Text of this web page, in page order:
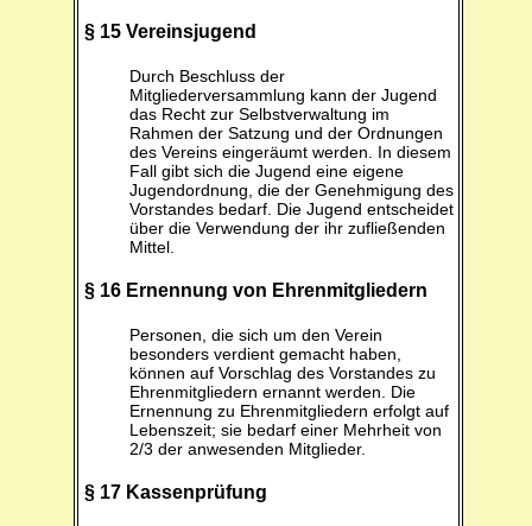
§ 15 Vereinsjugend
Durch Beschluss der
Mitgliederversammlung kann der Jugend
das Recht zur Selbstverwaltung im
Rahmen der Satzung und der Ordnungen
des Vereins eingeräumt werden. In diesem
Fall gibt sich die Jugend eine eigene
Jugendordnung, die der Genehmigung des
Vorstandes bedarf. Die Jugend entscheidet
über die Verwendung der ihr zufließenden
Mittel.
§ 16 Ernennung von Ehrenmitgliedern
Personen, die sich um den Verein
besonders verdient gemacht haben,
können auf Vorschlag des Vorstandes zu
Ehrenmitgliedern ernannt werden. Die
Ernennung zu Ehrenmitgliedern erfolgt auf
Lebenszeit; sie bedarf einer Mehrheit von
2/3 der anwesenden Mitglieder.
§ 17 Kassenprüfung